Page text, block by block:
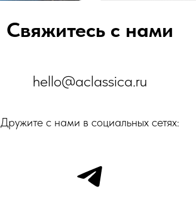
Свяжитесь с нами
hello@aclassica.ru
Дружите с нами в социальных сетях: